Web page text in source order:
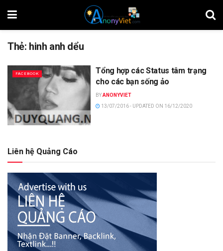
Thẻ: hinh anh dểu
FACEBOOK
Tổng hợp các Status tâm trạng
cho các bạn sống ảo
BYANONYVIET
13/07/2016 - UPDATED ON 16/12/2020
Liên hệ Quảng Cáo